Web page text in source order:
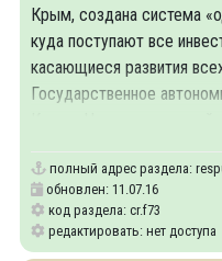
Крым, создана система
куда поступают все
касающиеся развития
Государственное
полный адрес раздела:
обновлен: 11.07.16
код раздела: cr.f73
редактировать: нет доступа